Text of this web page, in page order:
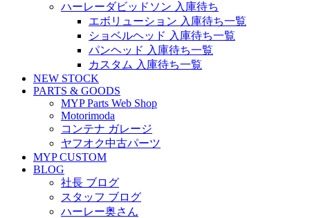
ハーレーダビッドソン 入庫待ち
エボリューション 入庫待ち一覧
ショベルヘッド 入庫待ち一覧
パンヘッド 入庫待ち一覧
カスタム 入庫待ち一覧
NEW STOCK
PARTS & GOODS
MYP Parts Web Shop
Motorimoda
コンテナ ガレージ
ヤフオク中古パーツ
MYP CUSTOM
BLOG
社長 ブログ
スタッフ ブログ
ハーレー奥さん